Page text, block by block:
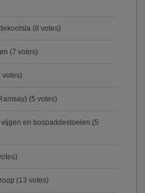
(8 votes)
(7 votes)
votes)
(5 votes)
en bospaddestoelen (5
(13 votes)